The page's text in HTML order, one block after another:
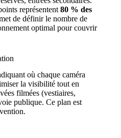
représentent 80 % des
de définir le nombre de
optimal pour couvrir
où chaque caméra
la visibilité tout en
filmées (vestiaires,
publique. Ce plan est